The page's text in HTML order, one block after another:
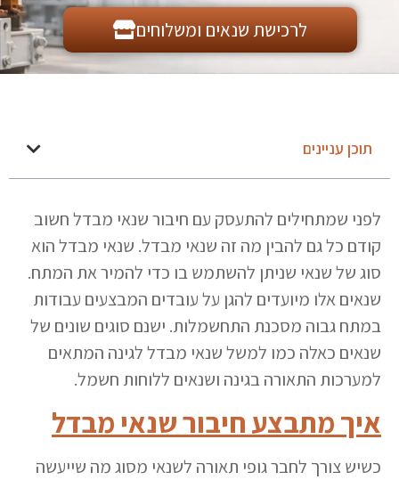
לרכישת שנאים ומשלוחים
תוכן עניינים
לפני שמתחילים להתעסק עם חיבור שנאי מבדל חשוב
קודם כל גם להבין מה זה שנאי מבדל. שנאי מבדל הוא
סוג של שנאי שניתן להשתמש בו כדי להמיר את המתח.
שנאים אלו מיועדים להגן על עובדים המבצעים עבודות
במתח גבוה מסכנת התחשמלות. ישנם סוגים שונים של
שנאים כאלה כמו למשל שנאי מבדל לגינה המתאים
למערכות התאורה בגינה ושנאים ללוחות חשמל.
איך מתבצע חיבור שנאי מבדל
כשיש צורך לחבר גופי תאורה לשנאי מסוג מה שייעשה